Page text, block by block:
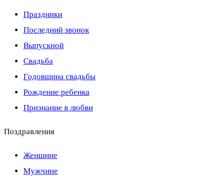
Праздники
Последний звонок
Выпускной
Свадьба
Годовщина свадьбы
Рождение ребенка
Признание в любви
Поздравления
Женщине
Мужчине